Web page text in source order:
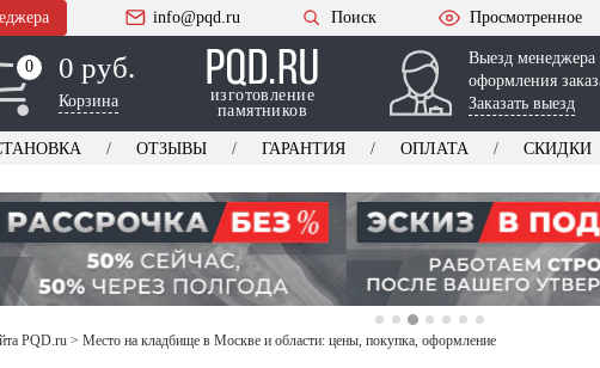
info@pqd.ru Поиск Просмотренное
0
0 0 руб.
Корзина
изготовление
памятников
Выезд менеджера
оформления
Заказать выезд
ОТЗЫВЫ ГАРАНТИЯ ОПЛАТА СКИДКИ
PQD.ru > Место на кладбище в Москве и области: цены, покупка, оформление